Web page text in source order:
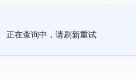
正在查询中，请刷新重试